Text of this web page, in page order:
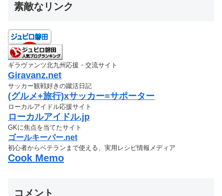
素敵なリンク
ギラヴァンツ北九州応援・交流サイト
Giravanz.net
サッカー観戦好きの蹴活日記
(グルメ+旅行)xサッカー=サポーター
ローカルアイドル応援サイト
ローカルアイドル.jp
GKに焦点を当てたサイト
ゴールキーパー.net
初心者からベテランまで使える、実用レシピ情報メディア
Cook Memo
コメント